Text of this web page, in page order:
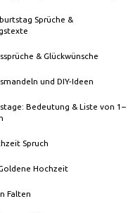
Sprüche &
& Glückwünsche
und DIY-Ideen
Bedeutung & Liste von 1–
Spruch
Hochzeit
Falten